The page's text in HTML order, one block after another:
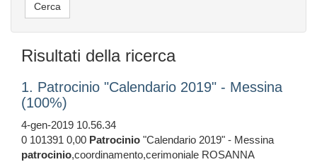
Risultati della ricerca
1. Patrocinio "Calendario 2019" - Messina
(100%)
4-gen-2019 10.56.34
0 101391 0,00 Patrocinio "Calendario 2019" - Messina
patrocinio,coordinamento,cerimoniale ROSANNA